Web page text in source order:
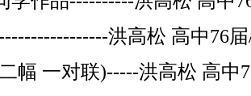
洪高松 高中76
幅 一对联)-----洪高松 高中